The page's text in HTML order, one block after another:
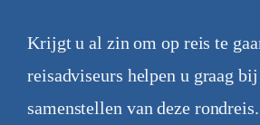
Krijgt u al zin om op reis te
reisadviseurs helpen u graag
samenstellen van deze rondreis.